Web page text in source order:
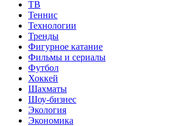
ТВ
Теннис
Технологии
Тренды
Фигурное катание
Фильмы и сериалы
Футбол
Хоккей
Шахматы
Шоу-бизнес
Экология
Экономика